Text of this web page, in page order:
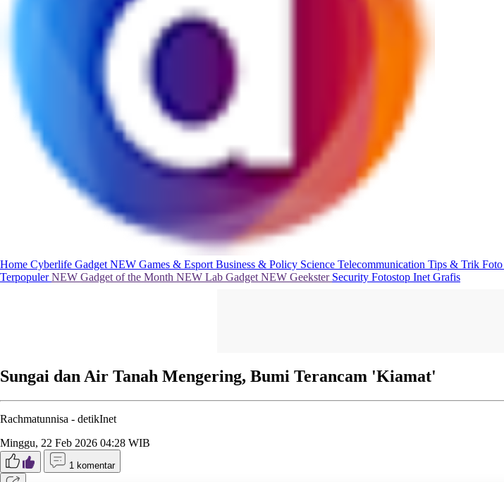
Home Cyberlife Gadget NEW Games & Esport Business & Policy Science Telecommunication Tips & Trik Foto
TerpopulerNEW Gadget of the Month NEW Lab Gadget NEW Geekster Security Fotostop Inet Grafis
Sungai dan Air Tanah Mengering, Bumi Terancam 'Kiamat'
Rachmatunnisa - detikInet
Minggu, 22 Feb 2026 04:28 WIB
1 komentar